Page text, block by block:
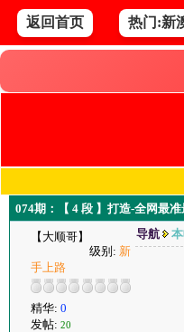
返回首页 热门:新
074期：【 4 段 】打造-全网最
【大顺哥】
级别: 新
手上路
精华: 0
发帖: 20
导航